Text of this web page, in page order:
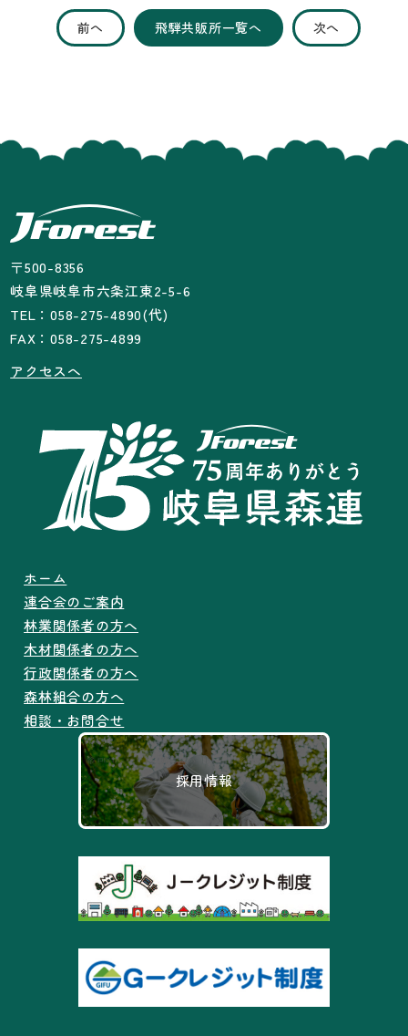
前へ 飛騨共販所一覧へ 次へ
〒500-8356
岐阜県岐阜市六条江東2-5-6
TEL：058-275-4890(代)
FAX：058-275-4899
アクセスへ
ホーム
連合会のご案内
林業関係者の方へ
木材関係者の方へ
行政関係者の方へ
森林組合の方へ
相談・お問合せ
採用情報